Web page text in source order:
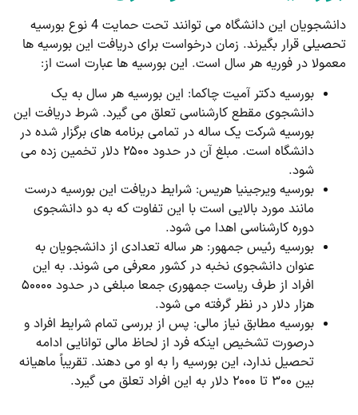
دانشجویان این دانشگاه می توانند تحت حمایت 4 نوع بورسیه
تحصیلی قرار بگیرند. زمان درخواست برای دریافت این بورسیه ها
معمولا در فوریه هر سال است. این بورسیه ها عبارت است از:
بورسیه دکتر آمیت چاکما: این بورسیه هر سال به یک
دانشجوی مقطع کارشناسی تعلق می گیرد. شرط دریافت این
بورسیه شرکت یک ساله در تمامی برنامه های برگزار شده در
دانشگاه است. مبلغ آن در حدود ۲۵۰۰ دلار تخمین زده می
شود.
بورسیه ویرجینیا هریس: شرایط دریافت این بورسیه درست
مانند مورد بالایی است با این تفاوت که به دو دانشجوی
دوره کارشناسی اهدا می شود.
بورسیه رئیس جمهور: هر ساله تعدادی از دانشجویان به
عنوان دانشجوی نخبه در کشور معرفی می شوند. به این
افراد از طرف ریاست جمهوری جمعا مبلغی در حدود ۵۰۰۰۰
هزار دلار در نظر گرفته می شود.
بورسیه مطابق نیاز مالی: پس از بررسی تمام شرایط افراد و
درصورت تشخیص اینکه فرد از لحاظ مالی توانایی ادامه
تحصیل ندارد، این بورسیه را به او می دهند. تقریباً ماهیانه
بین ۳۰۰ تا ۲۰۰۰ دلار به این افراد تعلق می گیرد.